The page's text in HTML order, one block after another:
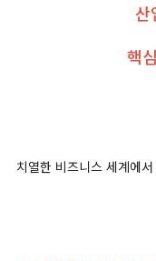
산
핵
치열한 비즈니스 세계에